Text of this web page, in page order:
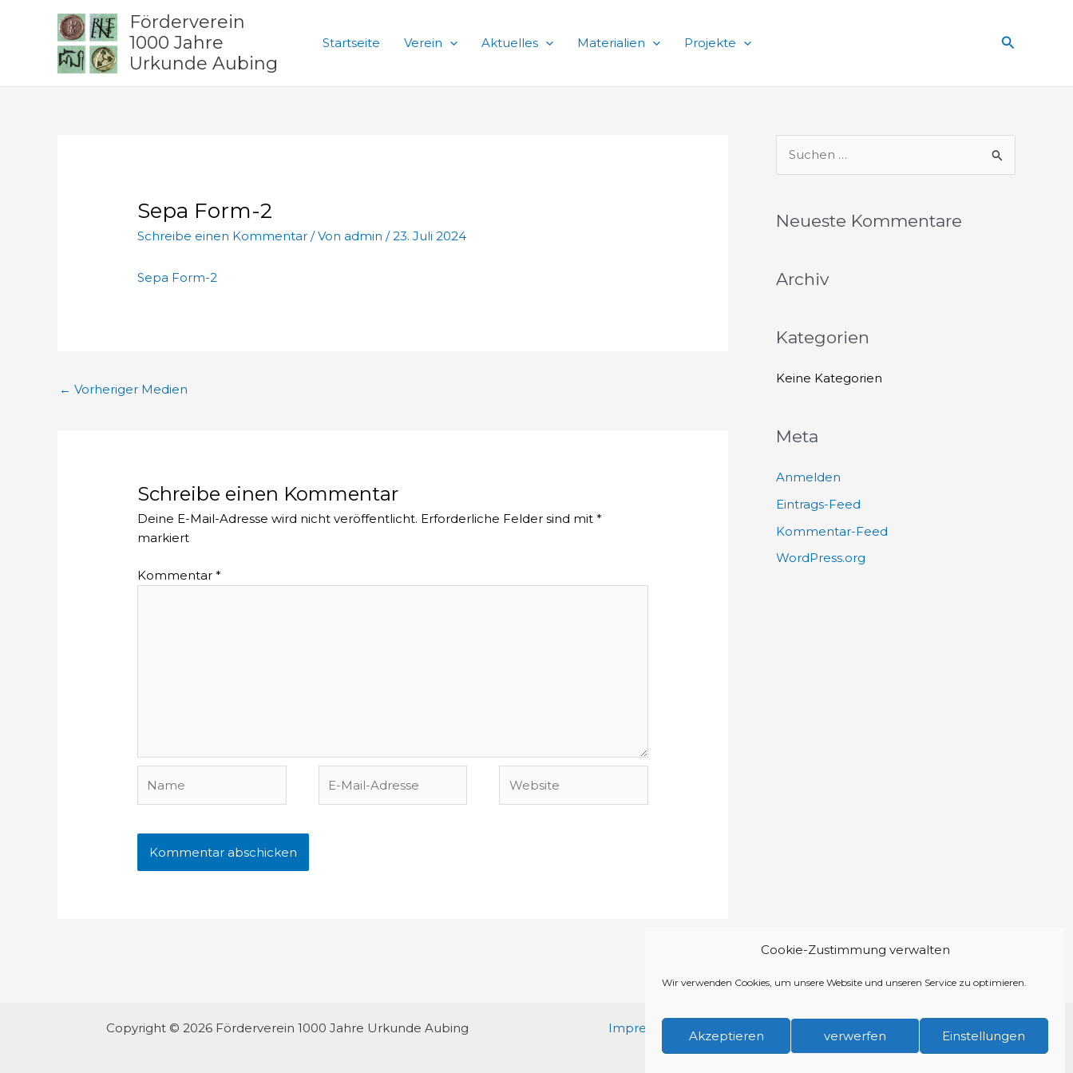
Cookie-Zustimmung verwalten
Wir verwenden Cookies, um unsere Website und unseren Service zu optimieren.
Akzeptieren verwerfen Einstellungen
Förderverein
1000 Jahre
Urkunde Aubing
Startseite Verein Aktuelles Materialien Projekte Suchen
Sepa Form-2
Schreibe einen Kommentar / Vonadmin/23. Juli 2024
Sepa Form-2
← Vorheriger Medien
Schreibe einen Kommentar
Deine E-Mail-Adresse wird nicht veröffentlicht. Erforderliche Felder sind mit*
markiert
Kommentar*
Mail-
h
n
h
Neueste Kommentare
Archiv
Kategorien
Keine Kategorien
Meta
Anmelden
Eintrags-Feed
Kommentar-Feed
WordPress.org
Copyright © 2026 Förderverein 1000 Jahre Urkunde Aubing Impressum/Datenschutzerklärung Cookie-Richtlinie (EU)